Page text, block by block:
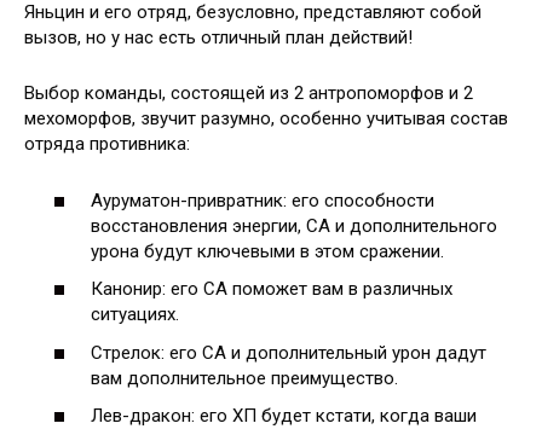
Яньцин и его отряд, безусловно, представляют собой
вызов, но у нас есть отличный план действий!
Выбор команды, состоящей из 2 антропоморфов и 2
мехоморфов, звучит разумно, особенно учитывая состав
отряда противника:
Ауруматон-привратник: его способности
восстановления энергии, СА и дополнительного
урона будут ключевыми в этом сражении.
Канонир: его СА поможет вам в различных
ситуациях.
Стрелок: его СА и дополнительный урон дадут
вам дополнительное преимущество.
Лев-дракон: его ХП будет кстати, когда ваши